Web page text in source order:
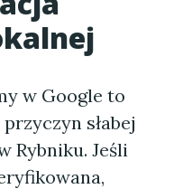
w Google to
słabej
Rybniku. Jeśli